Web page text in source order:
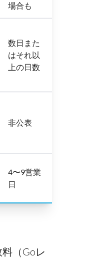
場合も
数日また
はそれ以
上の日数
非公表
4〜9営業
日
（Goレ